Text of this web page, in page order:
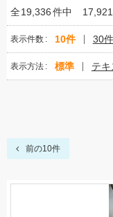
全19,336件中
表示件数 10件 30件
表示方法 標準 テ
前の10件